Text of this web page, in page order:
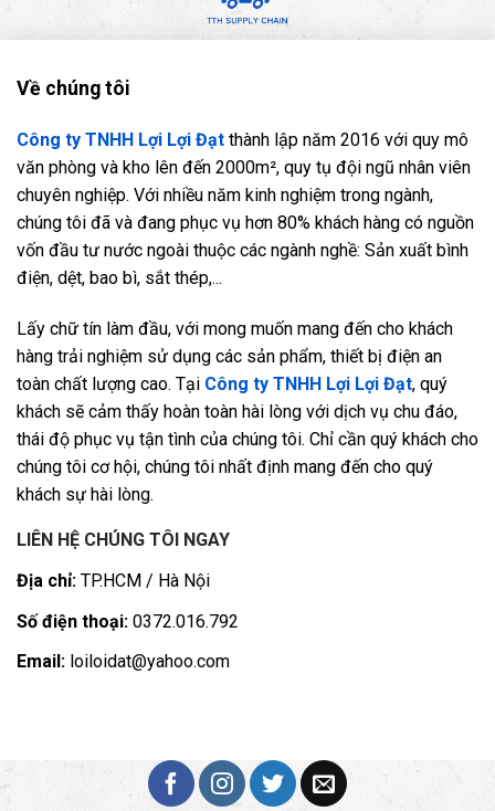
Về chúng tôi
Công ty TNHH Lợi Lợi Đạt thành lập năm 2016 với quy mô
văn phòng và kho lên đến 2000m², quy tụ đội ngũ nhân viên
chuyên nghiệp. Với nhiều năm kinh nghiệm trong ngành,
chúng tôi đã và đang phục vụ hơn 80% khách hàng có nguồn
vốn đầu tư nước ngoài thuộc các ngành nghề: Sản xuất bình
điện, dệt, bao bì, sắt thép,...
Lấy chữ tín làm đầu, với mong muốn mang đến cho khách
hàng trải nghiệm sử dụng các sản phẩm, thiết bị điện an
toàn chất lượng cao. Tại Công ty TNHH Lợi Lợi Đạt, quý
khách sẽ cảm thấy hoàn toàn hài lòng với dịch vụ chu đáo,
thái độ phục vụ tận tình của chúng tôi. Chỉ cần quý khách cho
chúng tôi cơ hội, chúng tôi nhất định mang đến cho quý
khách sự hài lòng.
LIÊN HỆ CHÚNG TÔI NGAY
Địa chỉ: TP.HCM / Hà Nội
Số điện thoại: 0372.016.792
Email: loiloidat@yahoo.com